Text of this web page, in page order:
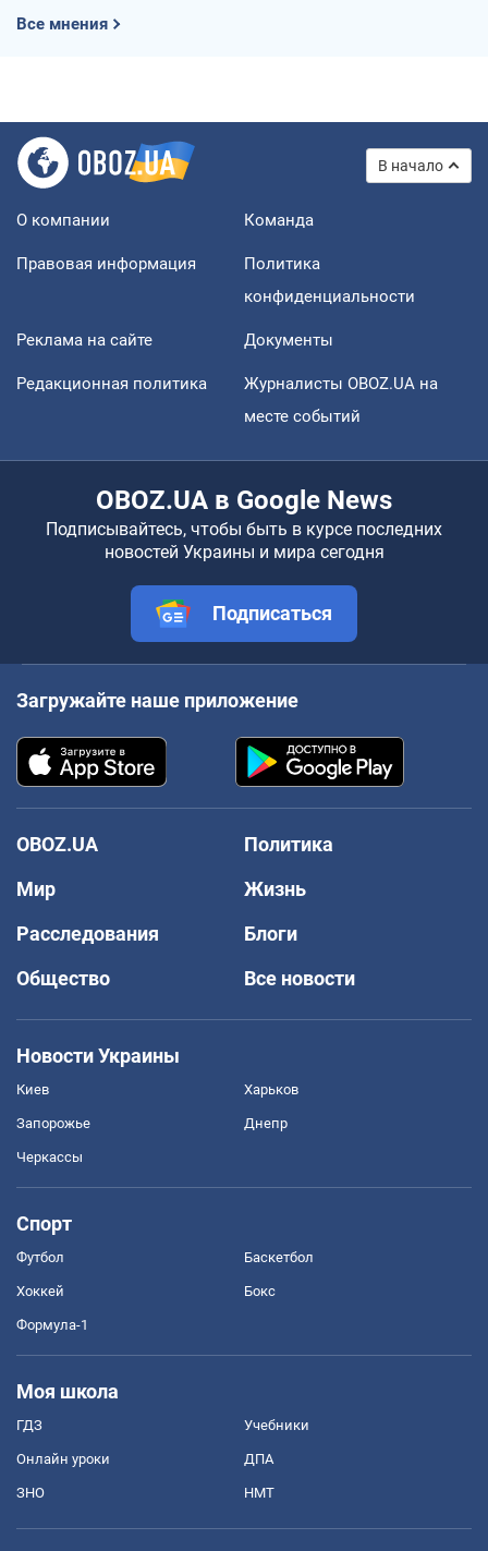
Все мнения
В начало
О компании Команда
Правовая информация
Политика
конфиденциальности
Реклама на сайте Документы
Редакционная политика
Журналисты OBOZ.UA на
месте событий
OBOZ.UA в Google News
Подписывайтесь, чтобы быть в курсе последних
новостей Украины и мира сегодня
Подписаться
Загружайте наше приложение
OBOZ.UA
Политика
Мир
Жизнь
Расследования
Блоги
Общество
Все новости
Новости Украины
Киев Харьков
Запорожье Днепр
Черкассы
Спорт
Футбол Баскетбол
Хоккей Бокс
Формула-1
Моя школа
ГДЗ Учебники
Онлайн уроки ДПА
ЗНО НМТ